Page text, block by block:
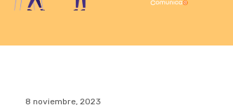
8 noviembre, 2023